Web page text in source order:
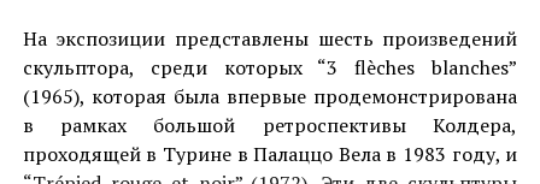
На экспозиции представлены шесть произведений
скульптора, среди которых “3 flèches blanches”
(1965), которая была впервые продемонстрирована
в рамках большой ретроспективы Колдера,
проходящей в Турине в Палаццо Вела в 1983 году, и